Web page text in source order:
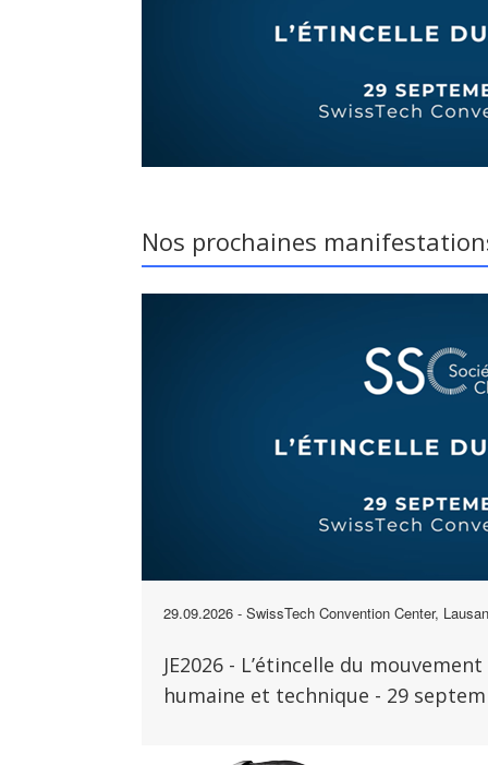
Nos prochaines
29.09.2026 - SwissTech Convention Center,
JE2026 - L’étincelle du
humaine et technique - 29